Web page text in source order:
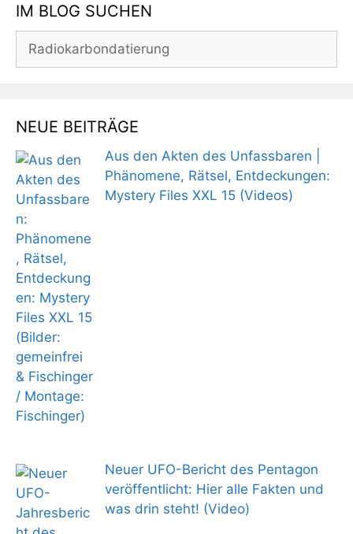
IM BLOG SUCHEN
nach:
NEUE BEITRÄGE
Aus den Akten des Unfassbaren |
Phänomene, Rätsel, Entdeckungen:
Mystery Files XXL 15 (Videos)
Neuer UFO-Bericht des Pentagon
veröffentlicht: Hier alle Fakten und
was drin steht! (Video)